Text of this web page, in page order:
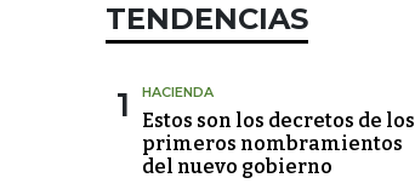
TENDENCIAS
1 HACIENDA
Estos son los decretos de los
primeros nombramientos
del nuevo gobierno